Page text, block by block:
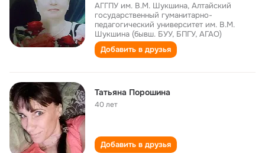
АГГПУ им. В.М. Шукшина, Алтайский
государственный гуманитарно-
педагогический университет им. В.М.
Шукшина (бывш. БУУ, БПГУ, АГАО)
Добавить в друзья
Татьяна Порошина
40 лет
Добавить в друзья